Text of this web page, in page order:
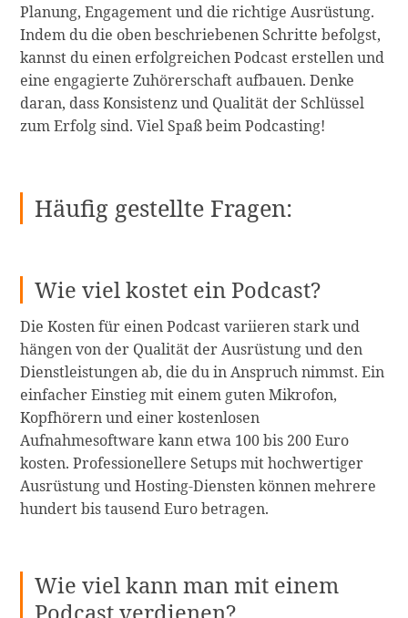
Planung, Engagement und die richtige Ausrüstung.
Indem du die oben beschriebenen Schritte befolgst,
kannst du einen erfolgreichen Podcast erstellen und
eine engagierte Zuhörerschaft aufbauen. Denke
daran, dass Konsistenz und Qualität der Schlüssel
zum Erfolg sind. Viel Spaß beim Podcasting!
Häufig gestellte Fragen:
Wie viel kostet ein Podcast?
Die Kosten für einen Podcast variieren stark und
hängen von der Qualität der Ausrüstung und den
Dienstleistungen ab, die du in Anspruch nimmst. Ein
einfacher Einstieg mit einem guten Mikrofon,
Kopfhörern und einer kostenlosen
Aufnahmesoftware kann etwa 100 bis 200 Euro
kosten. Professionellere Setups mit hochwertiger
Ausrüstung und Hosting-Diensten können mehrere
hundert bis tausend Euro betragen.
Wie viel kann man mit einem